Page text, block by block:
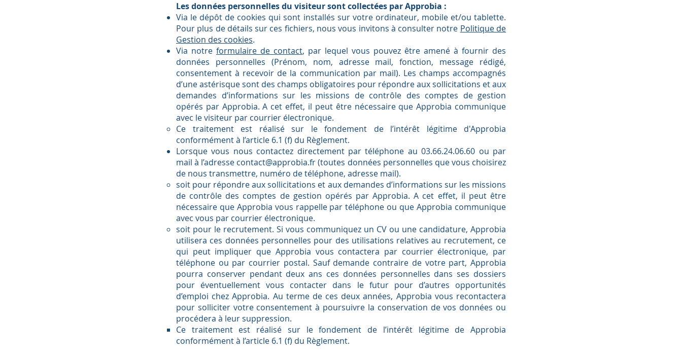
Les données personnelles du visiteur sont collectées par Approbia :
Via le dépôt de cookies qui sont installés sur votre ordinateur, mobile et/ou tablette.
Pour plus de détails sur ces fichiers, nous vous invitons à consulter notre Politique de
Gestion des cookies.
Via notre formulaire de contact, par lequel vous pouvez être amené à fournir des
données personnelles (Prénom, nom, adresse mail, fonction, message rédigé,
consentement à recevoir de la communication par mail). Les champs accompagnés
d’une astérisque sont des champs obligatoires pour répondre aux sollicitations et aux
demandes d’informations sur les missions de contrôle des comptes de gestion
opérés par Approbia. A cet effet, il peut être nécessaire que Approbia communique
avec le visiteur par courrier électronique.
Ce traitement est réalisé sur le fondement de l’intérêt légitime d'Approbia
conformément à l’article 6.1 (f) du Règlement.
Lorsque vous nous contactez directement par téléphone au 03.66.24.06.60 ou par
mail à l’adresse contact@approbia.fr(toutes données personnelles que vous choisirez
de nous transmettre, numéro de téléphone, adresse mail).
soit pour répondre aux sollicitations et aux demandes d’informations sur les missions
de contrôle des comptes de gestion opérés par Approbia. A cet effet, il peut être
nécessaire que Approbia vous rappelle par téléphone ou que Approbia communique
avec vous par courrier électronique.
soit pour le recrutement. Si vous communiquez un CV ou une candidature, Approbia
utilisera ces données personnelles pour des utilisations relatives au recrutement, ce
qui peut impliquer que Approbia vous contactera par courrier électronique, par
téléphone ou par courrier postal. Sauf demande contraire de votre part, Approbia
pourra conserver pendant deux ans ces données personnelles dans ses dossiers
pour éventuellement vous contacter dans le futur pour d’autres opportunités
d’emploi chez Approbia. Au terme de ces deux années, Approbia vous recontactera
pour solliciter votre consentement à poursuivre la conservation de vos données ou
procédera à leur suppression.
Ce traitement est réalisé sur le fondement de l’intérêt légitime de Approbia
conformément à l’article 6.1 (f) du Règlement.